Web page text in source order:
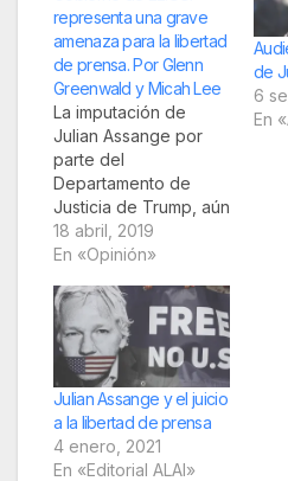
representa una grave
amenaza para la libertad
de prensa. Por Glenn
Greenwald y Micah Lee
La imputación de
Julian Assange por
parte del
Departamento de
Justicia de Trump, aún
sin cerrar, representa
una grave amenaza
prensa no solo en
Estados Unidos, sino
en todo el mundo.
El auto acusatorio y la
solicitud de
extradición adjunta
del Gobierno de EE.
UU. utilizados por la
18 abril, 2019
En «Opinión»
de
6
En
Julian Assange y el juicio
a la libertad de prensa
4 enero, 2021
En «Editorial ALAI»